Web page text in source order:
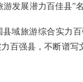
游发展潜力百佳县”
县域旅游综合实力
百强县，不断谱写